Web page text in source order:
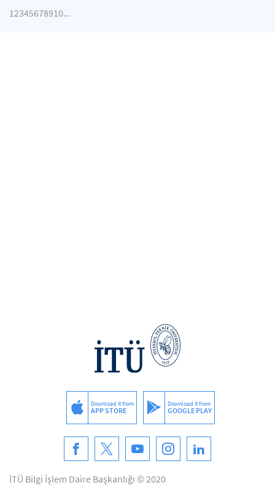
12345678910...
Download it from
APP STORE
Download it from
GOOGLE PLAY
İTÜ Bilgi İşlem Daire Başkanlığı © 2020